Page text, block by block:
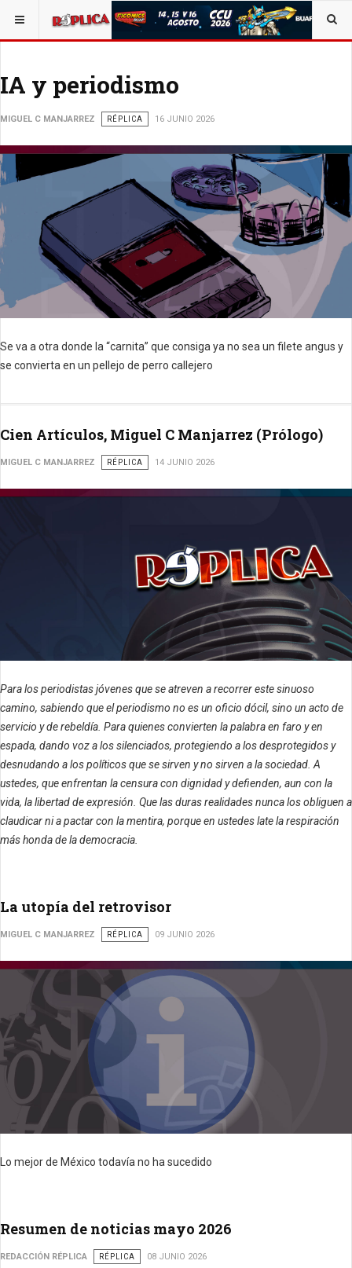
ESTÁ AQUÍ: VIDA Y SOCIEDAD OPINIÓN RÉPLICA
IA y periodismo
MIGUEL C MANJARREZ RÉPLICA 16 JUNIO 2026
Se va a otra donde la “carnita” que consiga ya no sea un filete angus y
se convierta en un pellejo de perro callejero
Cien Artículos, Miguel C Manjarrez (Prólogo)
MIGUEL C MANJARREZ RÉPLICA 14 JUNIO 2026
Para los periodistas jóvenes que se atreven a recorrer este sinuoso
camino, sabiendo que el periodismo no es un oficio dócil, sino un acto de
servicio y de rebeldía. Para quienes convierten la palabra en faro y en
espada, dando voz a los silenciados, protegiendo a los desprotegidos y
desnudando a los políticos que se sirven y no sirven a la sociedad. A
ustedes, que enfrentan la censura con dignidad y defienden, aun con la
vida, la libertad de expresión. Que las duras realidades nunca los obliguen a
claudicar ni a pactar con la mentira, porque en ustedes late la respiración
más honda de la democracia.
La utopía del retrovisor
MIGUEL C MANJARREZ RÉPLICA 09 JUNIO 2026
Lo mejor de México todavía no ha sucedido
Resumen de noticias mayo 2026
REDACCIÓN RÉPLICA RÉPLICA 08 JUNIO 2026